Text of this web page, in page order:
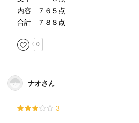
内容 ７６５点
合計 ７８８点
0
ナオさん
3